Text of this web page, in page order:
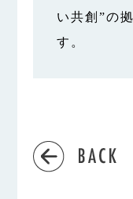
い共創”の
す。